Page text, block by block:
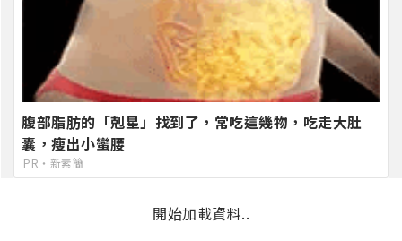
腹部脂肪的「剋星」找到了，常吃這幾物，吃走大肚
囊，瘦出小蠻腰
PR・新素簡
開始加載資料..